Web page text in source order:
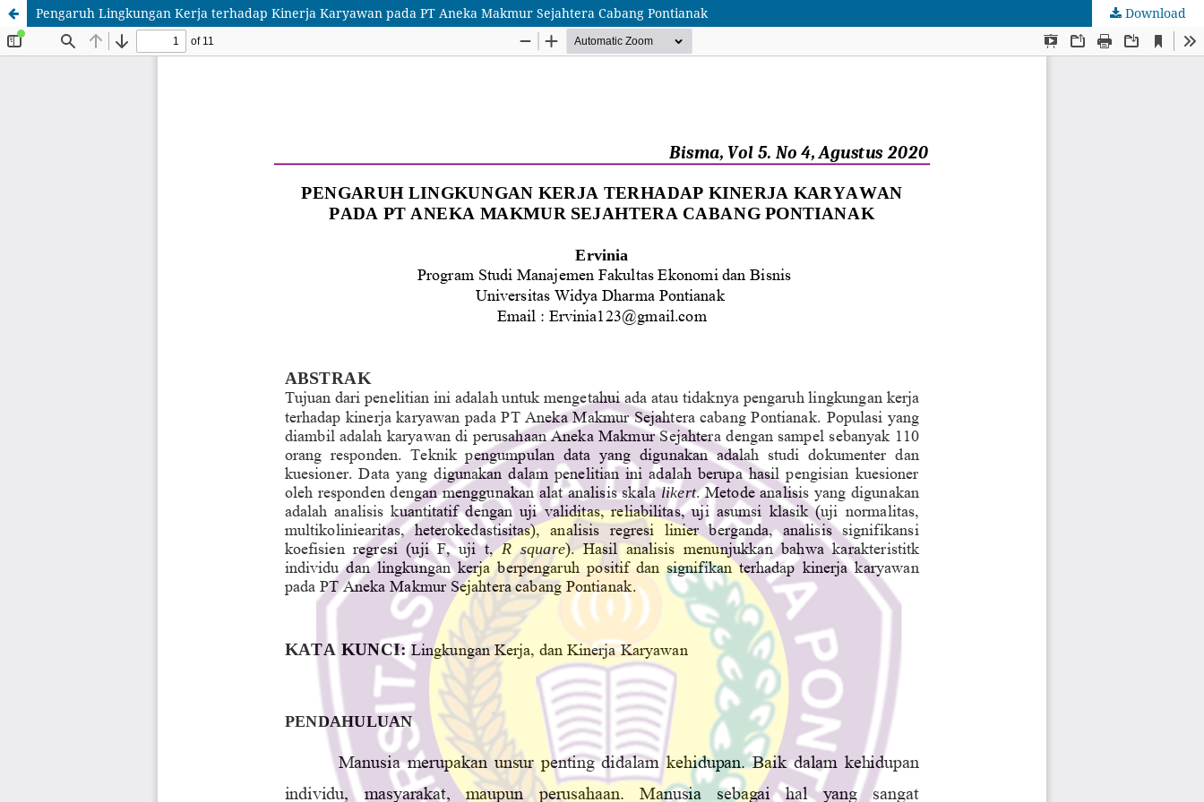
Pengaruh Lingkungan Kerja terhadap Kinerja Karyawan pada PT Aneka Makmur Sejahtera Cabang Pontianak Download